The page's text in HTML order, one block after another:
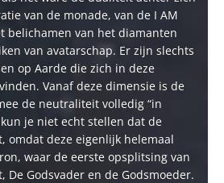
van de monade, van de I AM
belichamen van het diamanten
van avatarschap. Er zijn slechts
op Aarde die zich in deze
Vanaf deze dimensie is de
de neutraliteit volledig “in
je niet echt stellen dat de
omdat deze eigenlijk helemaal
waar de eerste opsplitsing van
De Godsvader en de Godsmoeder.